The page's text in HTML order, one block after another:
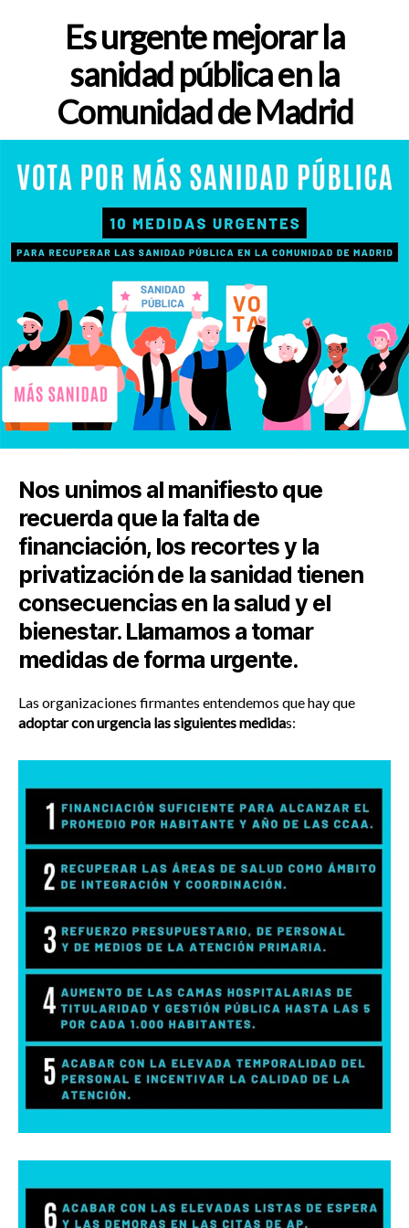
entrada
Es urgente mejorar la
sanidad pública en la
Comunidad de Madrid
Nos unimos al manifiesto que
recuerda que la falta de
financiación, los recortes y la
privatización de la sanidad tienen
consecuencias en la salud y el
bienestar. Llamamos a tomar
medidas de forma urgente.
Las organizaciones firmantes entendemos que hay que
adoptar con urgencia las siguientes medidas: